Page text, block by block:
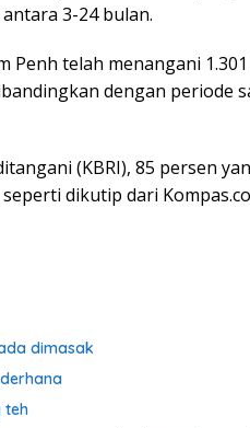
3-24 bulan.
Penh telah menangani
dengan periode
(KBRI), 85 persen
dikutip dari
dimasak
teh